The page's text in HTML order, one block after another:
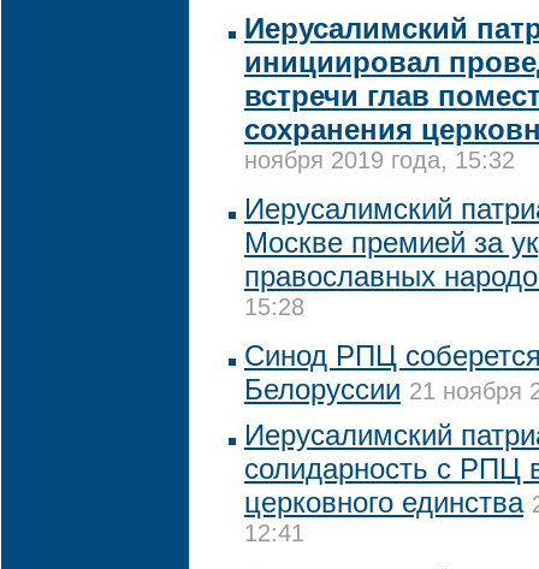
Иерусалимский
инициировал
встречи глав
сохранения
ноября 2019 года, 15:32
Иерусалимский
Москве премией за
православных
15:28
Синод РПЦ
Белоруссии 21 ноября
Иерусалимский
солидарность с РПЦ
церковного единства
12:41